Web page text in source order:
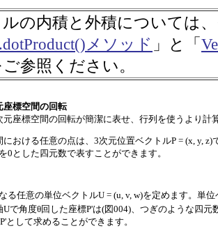
の内積と外積については
メソッド 」と「
ご参照ください。
座標空間の回転
元座標空間の回転が簡潔に表せ、行列を使うより計
における任意の点は、3次元位置ベクトルP = (x, y,
0とした四元数で表すことができます。
る任意の単位ベクトルU = (u, v, w)を定めます。単
で角度θ回した座標P'は(図004)、つぎのような四元
として求めることができます。